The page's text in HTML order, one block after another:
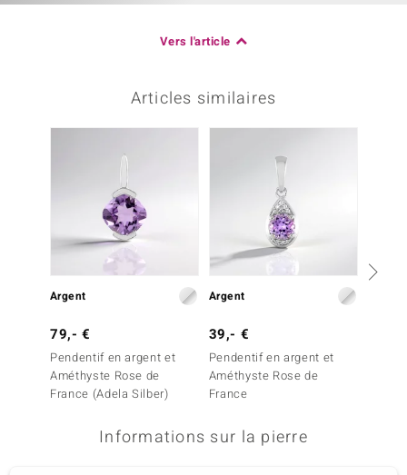
Vers l'article
Articles similaires
Argent
79,- €
Pendentif en argent et
Améthyste Rose de
France (Adela Silber)
Argent
39,- €
Pendentif en argent et
Améthyste Rose de
France
Informations sur la pierre